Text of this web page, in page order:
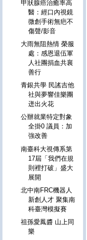
甲狀腺癌治癒率高
醫：經口內視鏡
微創手術無疤不
傷聲/影音
大雨無阻熱情 榮服
處：感恩退伍軍
人社團捐血共襄
善行
青銀共學 民謠吉他
社與夢響佳樂團
迸出火花
公辦就業特定對象
全掛0 議員：加
強改善
南臺科大視傳系第
17屆「我們在規
則裡打破」盛大
展開
北中南FRC機器人
新創人才 聚集南
科臺灣模擬賽
祖孫愛鳳醬 山上同
樂